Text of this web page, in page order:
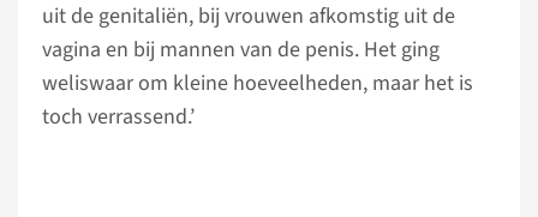
uit de genitaliën, bij vrouwen afkomstig uit de
vagina en bij mannen van de penis. Het ging
weliswaar om kleine hoeveelheden, maar het is
toch verrassend.’